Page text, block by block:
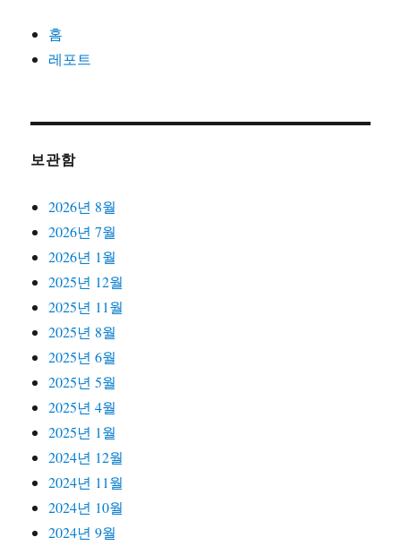
홈
레포트
보관함
2026년 8월
2026년 7월
2026년 1월
2025년 12월
2025년 11월
2025년 8월
2025년 6월
2025년 5월
2025년 4월
2025년 1월
2024년 12월
2024년 11월
2024년 10월
2024년 9월